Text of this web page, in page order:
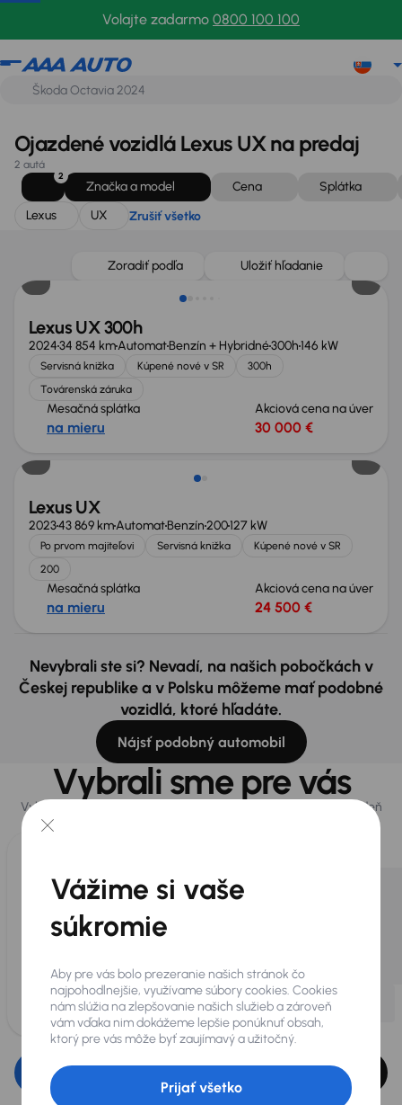
Volajte zadarmo 0800 100 100
Lexus
Ojazdené vozidlá Lexus UX na predaj
2 autá
2
Značka a model Cena
Splátka
Lexus
UX Zrušiť všetko
Zoradiť podľa Uložiť hľadanie
Ušetríte 11 500 €
Lexus UX 300h
202434 854 kmAutomatBenzín + Hybridné300h146 kW
Servisná knižka Kúpené nové v SR
300h
Továrenská záruka
Mesačná splátka
na mieru
Akciová cena na úver
30 000 €
Lexus UX
202343 869 kmAutomatBenzín200127 kW
Po prvom majiteľovi Servisná knižka
Kúpené nové v SR
200
Mesačná splátka
na mieru
Akciová cena na úver
24 500 €
Nevybrali ste si? Nevadí, na našich pobočkách v
Českej republike a v Polsku môžeme mať podobné
vozidlá, ktoré hľadáte.
Nájsť podobný automobil
Vybrali sme pre vás
Vyberáme pre vás tie
z našej ponuky. Každý deň
Vážime si vaše
súkromie
Aby pre vás bolo prezeranie našich stránok čo
najpohodlnejšie, využívame súbory cookies. Cookies
nám slúžia na zlepšovanie našich služieb a zároveň
vám vďaka nim dokážeme lepšie ponúknuť obsah,
ktorý pre vás môže byť zaujímavý a užitočný.
Prijať všetko